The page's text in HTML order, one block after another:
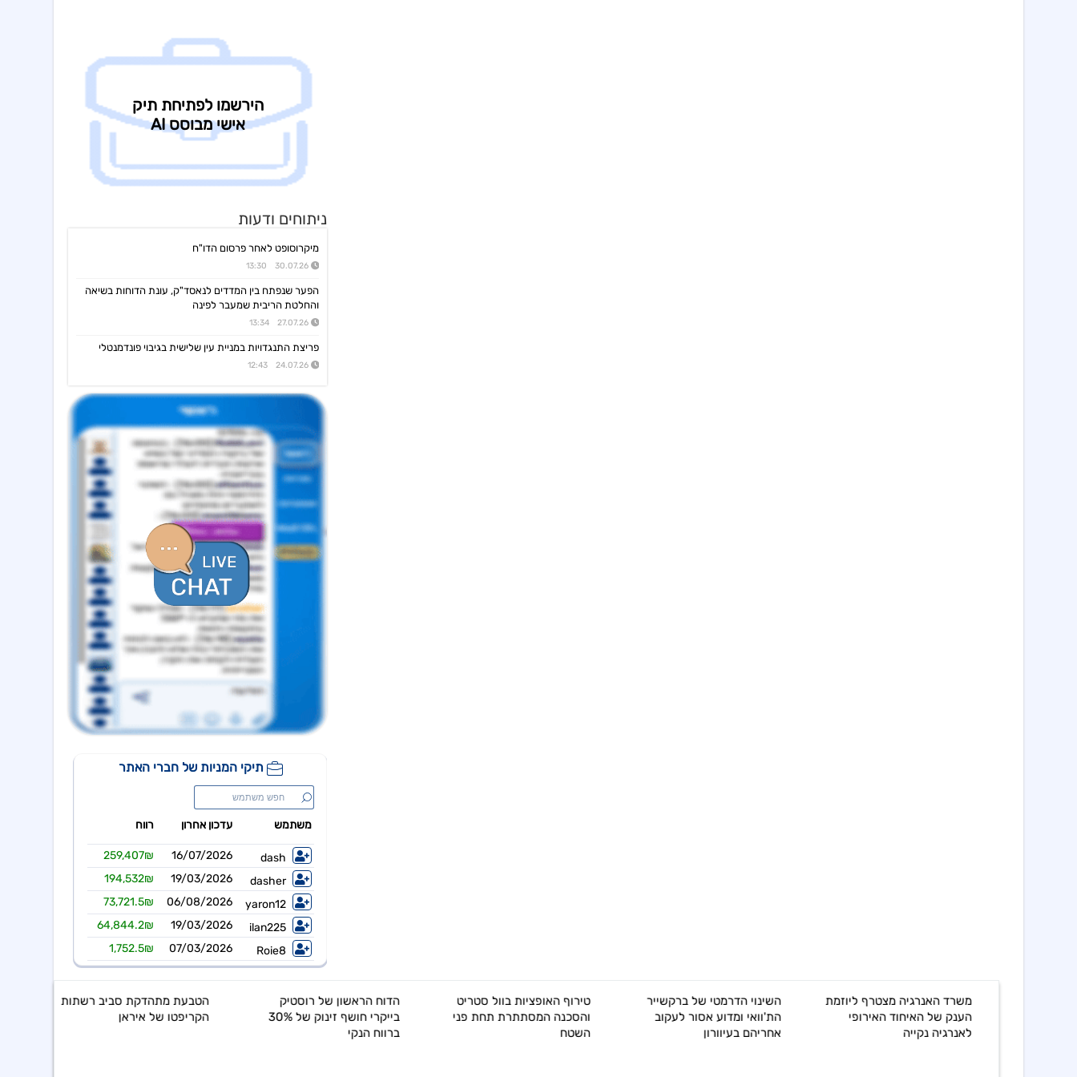
מצגת שוק ההון - דוח רבעון שני 2026
סוגת 08:24 06/08/26
נופר אנרג'י 08:09 06/08/26
מצגת משקיעים רבעון שני לשנת 2026
אינפליי
פינרג'י 14:29 05/08/26
תאת טכנולוגיות
6K -מצגת משקיעים - אוגוסט 2026
אנשי העיר,רוטשטיין
סופרגז פאוור,נופר אנרג'י
בת בהסכם למכירת חשמל באסדרת מודל השוק בק"ע מתקני אגירה עצמאיים, כפוף
דלתא גליל 10:34 05/08/26
מצגת החברה
ביג
אביב קבוצה 10:30 09/08/26
מינוי מנכ"ל - וקנין איתי - מיום 1.1.27
14:25 07/08/26
מכתב המנהל הכללי לבעלי המניות
09:20 07/08/26
הזמנות לרכישת מצלמות ומוצרים נוספים תמורת סה"כ כ-14.4מ'$, לאספקה עד תום Q4/26
מניבים ריט 08:33 07/08/26
מצגת לשוק ההון - רבעון שני לשנת 2026
ניתוחים ודעות
מיקרוסופט לאחר פרסום הדו"ח
30.07.26 13:30
הפער שנפתח בין המדדים לנאסד"ק, עונת הדוחות בשיאה
והחלטת הריבית שמעבר לפינה
27.07.26 13:34
פריצת התנגדויות במניית עין שלישית בגיבוי פונדמנטלי
24.07.26 12:43
האנרגיה מצטרף ליוזמת
של האיחוד האירופי
השינוי הדרמטי של ברקשייר
הת'וואי ומדוע אסור לעקוב
טירוף האופציות בוול סטריט
והסכנה המסתתרת תחת פני
השטח
הדוח הראשון של רוסטיק
בייקרי חושף זינוק של 30%
הטבעת מתהדקת סביב רשתות
הקריפטו של איראן